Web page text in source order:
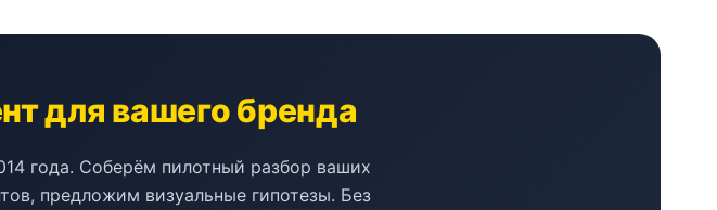
для вашего бренда
года. Соберём пилотный разбор ваших
предложим визуальные гипотезы. Без